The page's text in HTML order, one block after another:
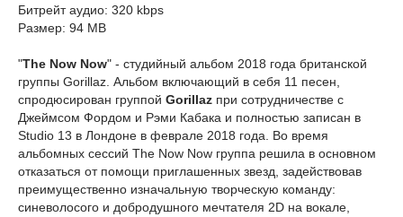
Битрейт аудио: 320 kbps
Размер: 94 MB
"The Now Now" - студийный альбом 2018 года британской
группы Gorillaz. Альбом включающий в себя 11 песен,
спродюсирован группой Gorillaz при сотрудничестве с
Джеймсом Фордом и Рэми Кабака и полностью записан в
Studio 13 в Лондоне в феврале 2018 года. Во время
альбомных сессий The Now Now группа решила в основном
отказаться от помощи приглашенных звезд, задействовав
преимущественно изначальную творческую команду:
синеволосого и добродушного мечтателя 2D на вокале,